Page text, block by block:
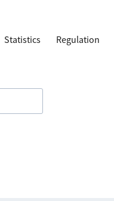
Statistics Regulation